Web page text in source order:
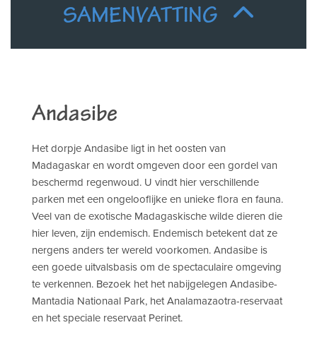
SAMENVATTING
Andasibe
Het dorpje Andasibe ligt in het oosten van
Madagaskar en wordt omgeven door een gordel van
beschermd regenwoud. U vindt hier verschillende
parken met een ongelooflijke en unieke flora en fauna.
Veel van de exotische Madagaskische wilde dieren die
hier leven, zijn endemisch. Endemisch betekent dat ze
nergens anders ter wereld voorkomen. Andasibe is
een goede uitvalsbasis om de spectaculaire omgeving
te verkennen. Bezoek het het nabijgelegen Andasibe-
Mantadia Nationaal Park, het Analamazaotra-reservaat
en het speciale reservaat Perinet.